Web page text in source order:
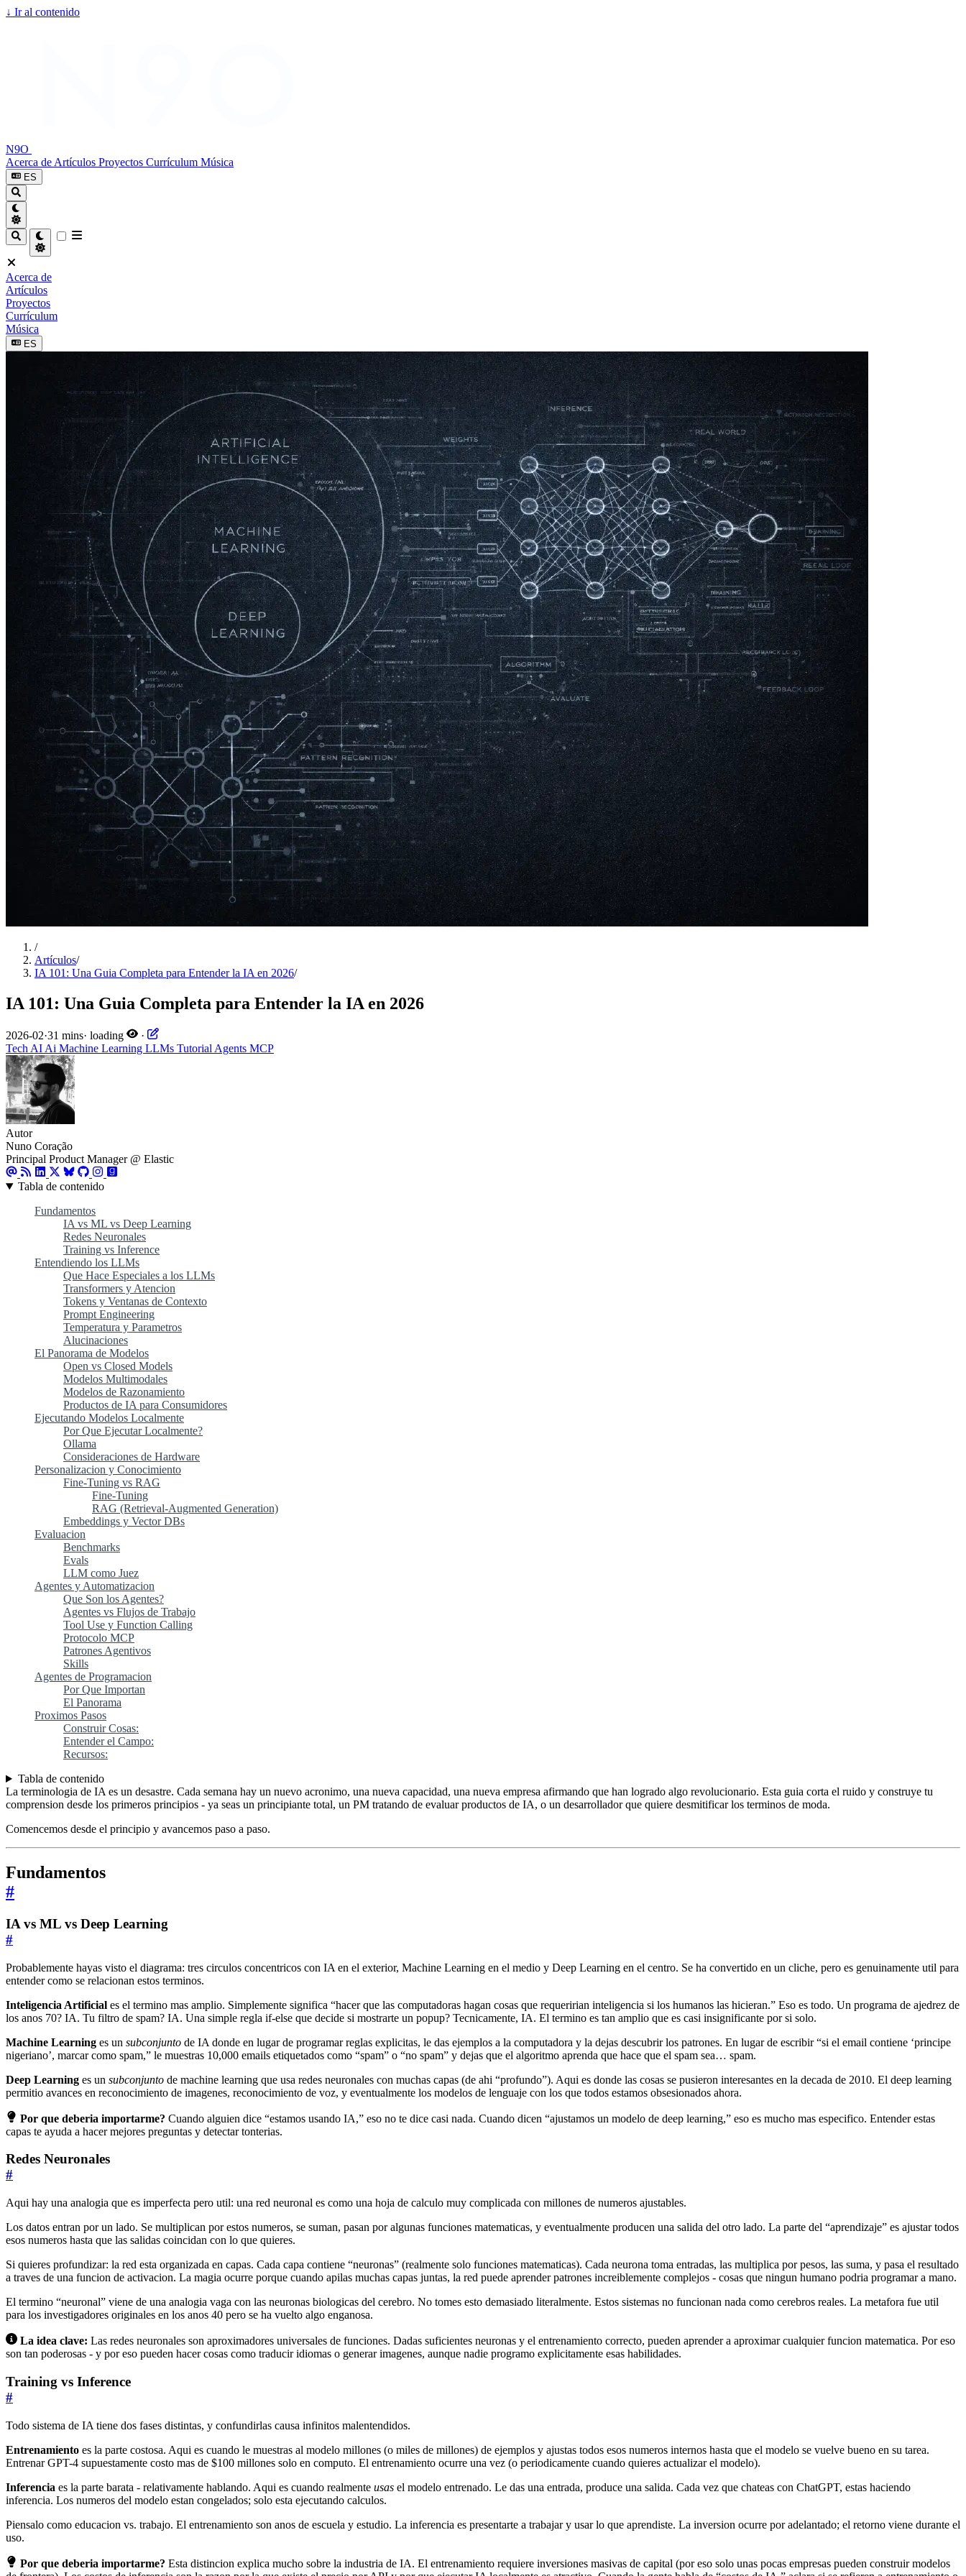
↓ Ir al contenido
N9O
Acerca de Artículos Proyectos Currículum Música
ES
Acerca de
Artículos
Proyectos
Currículum
Música
ES
/
Artículos/
IA 101: Una Guia Completa para Entender la IA en 2026/
IA 101: Una Guia Completa para Entender la IA en 2026
2026-02·31 mins· loading
·
Tech AI Ai Machine Learning LLMs Tutorial Agents MCP
Autor
Nuno Coração
Principal Product Manager @ Elastic
Tabla de contenido
Fundamentos
IA vs ML vs Deep Learning
Redes Neuronales
Training vs Inference
Entendiendo los LLMs
Que Hace Especiales a los LLMs
Transformers y Atencion
Tokens y Ventanas de Contexto
Prompt Engineering
Temperatura y Parametros
Alucinaciones
El Panorama de Modelos
Open vs Closed Models
Modelos Multimodales
Modelos de Razonamiento
Productos de IA para Consumidores
Ejecutando Modelos Localmente
Por Que Ejecutar Localmente?
Ollama
Consideraciones de Hardware
Personalizacion y Conocimiento
Fine-Tuning vs RAG
Fine-Tuning
RAG (Retrieval-Augmented Generation)
Embeddings y Vector DBs
Evaluacion
Benchmarks
Evals
LLM como Juez
Agentes y Automatizacion
Que Son los Agentes?
Agentes vs Flujos de Trabajo
Tool Use y Function Calling
Protocolo MCP
Patrones Agentivos
Skills
Agentes de Programacion
Por Que Importan
El Panorama
Proximos Pasos
Construir Cosas:
Entender el Campo:
Recursos:
Tabla de contenido
La terminologia de IA es un desastre. Cada semana hay un nuevo acronimo, una nueva capacidad, una nueva empresa afirmando que han logrado algo revolucionario. Esta guia corta el ruido y construye tu
comprension desde los primeros principios - ya seas un principiante total, un PM tratando de evaluar productos de IA, o un desarrollador que quiere desmitificar los terminos de moda.
Comencemos desde el principio y avancemos paso a paso.
Fundamentos
#
IA vs ML vs Deep Learning
#
Probablemente hayas visto el diagrama: tres circulos concentricos con IA en el exterior, Machine Learning en el medio y Deep Learning en el centro. Se ha convertido en un cliche, pero es genuinamente util para
entender como se relacionan estos terminos.
Inteligencia Artificial es el termino mas amplio. Simplemente significa “hacer que las computadoras hagan cosas que requeririan inteligencia si los humanos las hicieran.” Eso es todo. Un programa de ajedrez de
los anos 70? IA. Tu filtro de spam? IA. Una simple regla if-else que decide si mostrarte un popup? Tecnicamente, IA. El termino es tan amplio que es casi insignificante por si solo.
Machine Learning es un subconjunto de IA donde en lugar de programar reglas explicitas, le das ejemplos a la computadora y la dejas descubrir los patrones. En lugar de escribir “si el email contiene ‘principe
nigeriano’, marcar como spam,” le muestras 10,000 emails etiquetados como “spam” o “no spam” y dejas que el algoritmo aprenda que hace que el spam sea… spam.
Deep Learning es un subconjunto de machine learning que usa redes neuronales con muchas capas (de ahi “profundo”). Aqui es donde las cosas se pusieron interesantes en la decada de 2010. El deep learning
permitio avances en reconocimiento de imagenes, reconocimiento de voz, y eventualmente los modelos de lenguaje con los que todos estamos obsesionados ahora.
Por que deberia importarme? Cuando alguien dice “estamos usando IA,” eso no te dice casi nada. Cuando dicen “ajustamos un modelo de deep learning,” eso es mucho mas especifico. Entender estas
capas te ayuda a hacer mejores preguntas y detectar tonterias.
Redes Neuronales
#
Aqui hay una analogia que es imperfecta pero util: una red neuronal es como una hoja de calculo muy complicada con millones de numeros ajustables.
Los datos entran por un lado. Se multiplican por estos numeros, se suman, pasan por algunas funciones matematicas, y eventualmente producen una salida del otro lado. La parte del “aprendizaje” es ajustar todos
esos numeros hasta que las salidas coincidan con lo que quieres.
Si quieres profundizar: la red esta organizada en capas. Cada capa contiene “neuronas” (realmente solo funciones matematicas). Cada neurona toma entradas, las multiplica por pesos, las suma, y pasa el resultado
a traves de una funcion de activacion. La magia ocurre porque cuando apilas muchas capas juntas, la red puede aprender patrones increiblemente complejos - cosas que ningun humano podria programar a mano.
El termino “neuronal” viene de una analogia vaga con las neuronas biologicas del cerebro. No tomes esto demasiado literalmente. Estos sistemas no funcionan nada como cerebros reales. La metafora fue util
para los investigadores originales en los anos 40 pero se ha vuelto algo enganosa.
La idea clave: Las redes neuronales son aproximadores universales de funciones. Dadas suficientes neuronas y el entrenamiento correcto, pueden aprender a aproximar cualquier funcion matematica. Por eso
son tan poderosas - y por eso pueden hacer cosas como traducir idiomas o generar imagenes, aunque nadie programo explicitamente esas habilidades.
Training vs Inference
#
Todo sistema de IA tiene dos fases distintas, y confundirlas causa infinitos malentendidos.
Entrenamiento es la parte costosa. Aqui es cuando le muestras al modelo millones (o miles de millones) de ejemplos y ajustas todos esos numeros internos hasta que el modelo se vuelve bueno en su tarea.
Entrenar GPT-4 supuestamente costo mas de $100 millones solo en computo. El entrenamiento ocurre una vez (o periodicamente cuando quieres actualizar el modelo).
Inferencia es la parte barata - relativamente hablando. Aqui es cuando realmente usas el modelo entrenado. Le das una entrada, produce una salida. Cada vez que chateas con ChatGPT, estas haciendo
inferencia. Los numeros del modelo estan congelados; solo esta ejecutando calculos.
Piensalo como educacion vs. trabajo. El entrenamiento son anos de escuela y estudio. La inferencia es presentarte a trabajar y usar lo que aprendiste. La inversion ocurre por adelantado; el retorno viene durante el
uso.
Por que deberia importarme? Esta distincion explica mucho sobre la industria de IA. El entrenamiento requiere inversiones masivas de capital (por eso solo unas pocas empresas pueden construir modelos